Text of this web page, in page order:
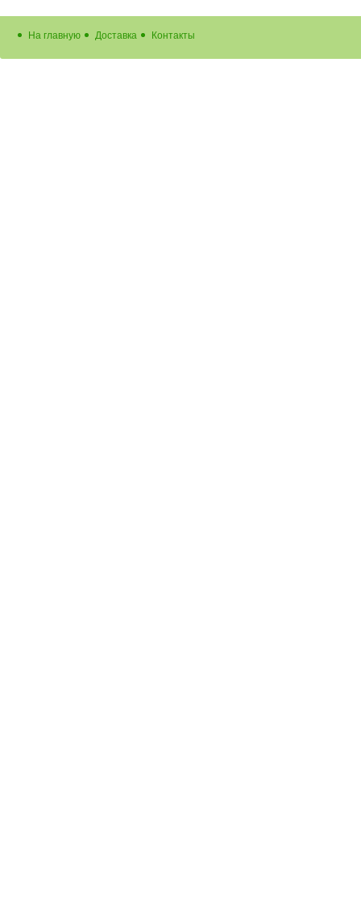
На главную Доставка Контакты